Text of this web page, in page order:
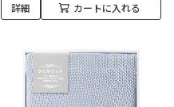
詳細 カートに入れる